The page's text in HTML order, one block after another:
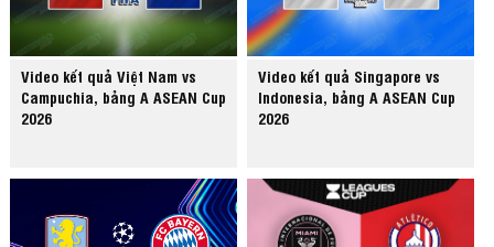
Video kết quả Việt Nam vs
Campuchia, bảng A ASEAN Cup
2026
Video kết quả Singapore vs
Indonesia, bảng A ASEAN Cup
2026